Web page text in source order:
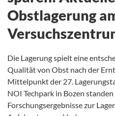
Obstlagerung
Die Lagerung spielt eine
Qualität von Obst nach der
Mittelpunkt der 27.
NOI Techpark in Bozen
Forschungsergebnisse zur